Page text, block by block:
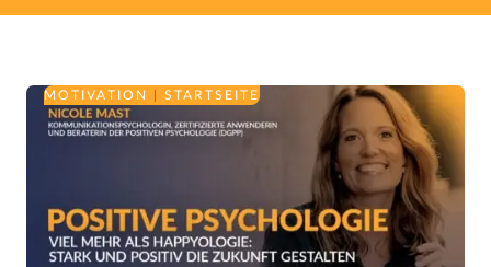
MOTIVATION STARTSEITE